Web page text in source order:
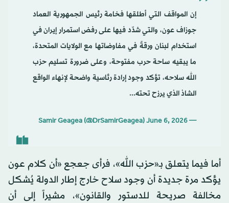
إن المواقف التي أطلقها فخامة رئيس الجمهورية العماد
جوزاف عون، والتي شدّد فيها على رفض استمرار إيران في
استخدام لبنان ورقةً في مفاوضاتها مع الولايات المتحدة،
ما يبقيه ساحة حرب مفتوحة، وعلى ضرورة تسليم حزب
الله سلاحه، تؤكد وجود إرادة رئاسية واضحة لإنهاء الواقع
الشاذ الذي يرزح تحته...
— Samir Geagea (@DrSamirGeagea)
June 6, 2026
أما فيما يتعلق بـ«حزب الله»، فرأى جعجع «أن كلام عون
يؤكد مرة جديدة أن وجود سلاح خارج إطار الدولة يُشكل
مخالفة صريحة للدستور والقانون»، مشيراً إلى أن